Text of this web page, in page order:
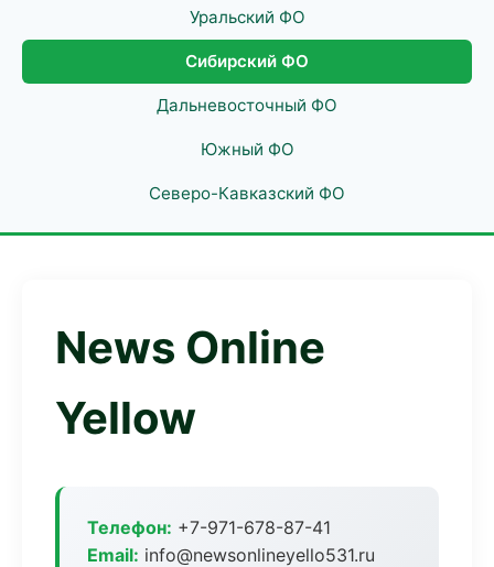
Уральский ФО
Сибирский ФО
Дальневосточный ФО
Южный ФО
Северо-Кавказский ФО
News Online
Yellow
Телефон: +7-971-678-87-41
Email: info@newsonlineyello531.ru